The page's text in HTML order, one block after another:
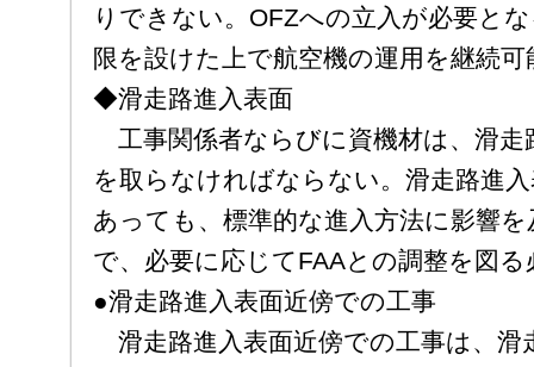
りできない。OFZへの立入が必要と
限を設けた上で航空機の運用を継続
◆滑走路進入表面
工事関係者ならびに資機材は、滑走
を取らなければならない。滑走路進
あっても、標準的な進入方法に影響
で、必要に応じてFAAとの調整を図
●滑走路進入表面近傍での工事
滑走路進入表面近傍での工事は、滑